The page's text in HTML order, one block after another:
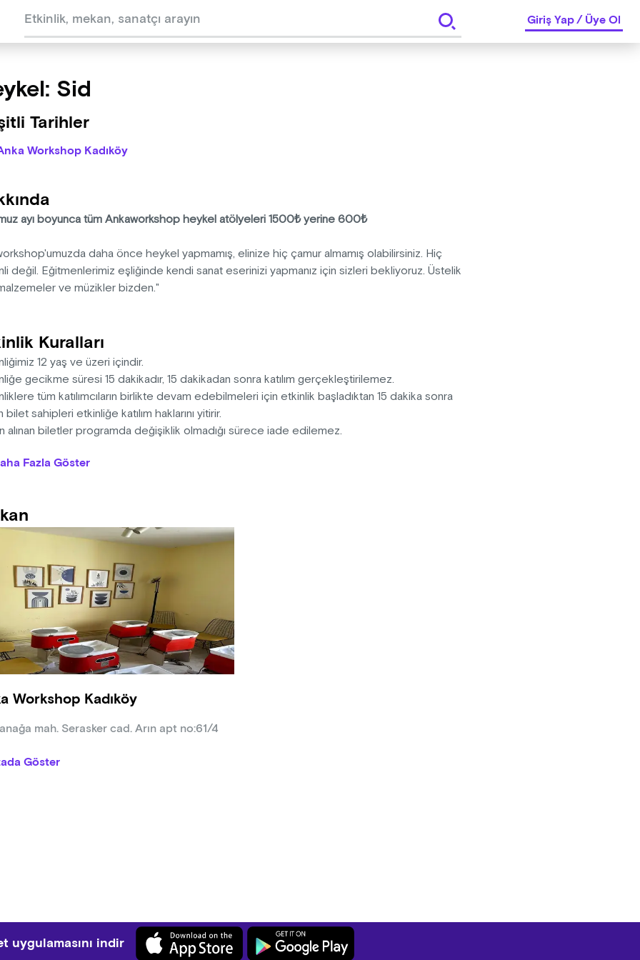
Giriş Yap/Üye Ol
Sid
Tarihler
Workshop Kadıköy
ayı boyunca tüm Ankaworkshop heykel atölyeleri 1500₺ yerine 600₺
daha önce heykel yapmamış, elinize hiç çamur almamış olabilirsiniz. Hiç
değil. Eğitmenlerimiz eşliğinde kendi sanat eserinizi yapmanız için sizleri bekliyoruz. Üstelik
ve müzikler bizden."
Kuralları
12 yaş ve üzeri içindir.
gecikme süresi 15 dakikadır, 15 dakikadan sonra katılım gerçekleştirilemez.
tüm katılımcıların birlikte devam edebilmeleri için etkinlik başladıktan 15 dakika sonra
bilet sahipleri etkinliğe katılım haklarını yitirir.
alınan biletler programda değişiklik olmadığı sürece iade edilemez.
kullanılacak tüm malzemeler bilet fiyatına dahildir.
Fazla Göster
Workshop Kadıköy
mah. Serasker cad. Arın apt no:61/4
Göster
uygulamasını indir